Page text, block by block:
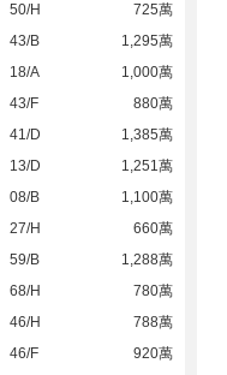
50/H
725萬
43/B
1,295萬
18/A
1,000萬
43/F
880萬
41/D
1,385萬
13/D
1,251萬
08/B
1,100萬
27/H
660萬
59/B
1,288萬
68/H
780萬
46/H
788萬
46/F
920萬